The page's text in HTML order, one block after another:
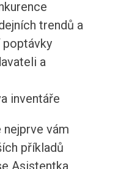
trendů a
a
inventáře
vám
příkladů
Asistentka